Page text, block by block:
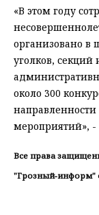
«В этом году
организовано в
уголков,
около 300
мероприятий», -
Все права
"Грозный-информ"